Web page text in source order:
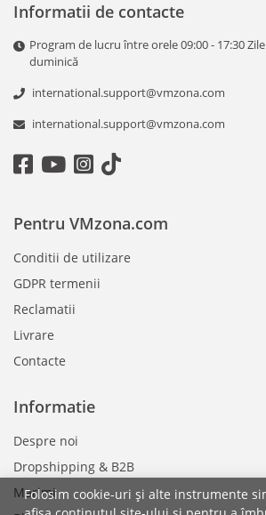
Folosim cookie-uri și alte instrumente
Informatii de contacte
Program de lucru între orele 09:00 - 17:30
duminică
international.support@vmzona.com
international.support@vmzona.com
Informatie
Despre noi
Dropshipping & B2B
Marimi
Pentru VMzona.com
Conditii de utilizare
GDPR termenii
Reclamatii
Livrare
Contacte